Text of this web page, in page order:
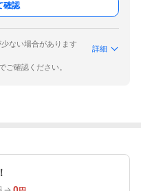
確認
ない場合があります
詳細
ご確認ください。